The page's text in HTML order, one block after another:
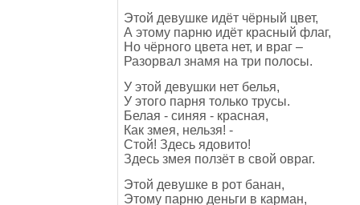
Этой девушке идёт чёрный цвет,
А этому парню идёт красный флаг,
Но чёрного цвета нет, и враг –
Разорвал знамя на три полосы.
У этой девушки нет белья,
У этого парня только трусы.
Белая - синяя - красная,
Как змея, нельзя! -
Стой! Здесь ядовито!
Здесь змея ползёт в свой овраг.
Этой девушке в рот банан,
Этому парню деньги в карман,